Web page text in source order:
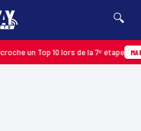
🔍
Top 10 lors de la 7ᵉ étape